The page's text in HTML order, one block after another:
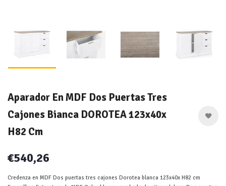
Aparador En MDF Dos Puertas Tres
Cajones Bianca DOROTEA 123x40x
H82 Cm
€540,26
Credenza en MDF Dos puertas tres cajones Dorotea blanca 123x40x H82 cm